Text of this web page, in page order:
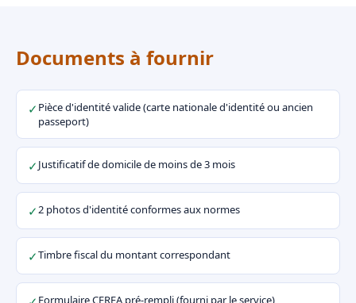
Documents à fournir
✓ Pièce d'identité valide (carte nationale d'identité ou ancien
passeport)
✓Justificatif de domicile de moins de 3 mois
✓2 photos d'identité conformes aux normes
✓Timbre fiscal du montant correspondant
Formulaire CERFA pré-rempli (fourni par le service)